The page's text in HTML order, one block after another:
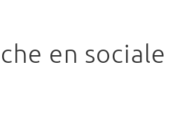
en sociale